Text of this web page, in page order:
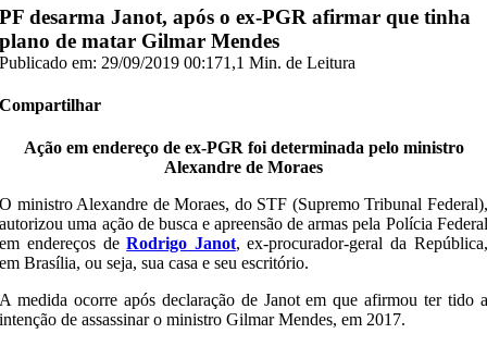
PF desarma Janot, após o ex-PGR afirmar que tinha
plano de matar Gilmar Mendes
Publicado em: 29/09/2019 00:171,1 Min. de Leitura
Compartilhar
Ação em endereço de ex-PGR foi determinada pelo ministro
Alexandre de Moraes
O ministro Alexandre de Moraes, do STF (Supremo Tribunal Federal),
autorizou uma ação de busca e apreensão de armas pela Polícia Federal
em endereços deRodrigo Janot, ex-procurador-geral da República,
em Brasília, ou seja, sua casa e seu escritório.
A medida ocorre após declaração de Janot em que afirmou ter tido a
intenção de assassinar o ministro Gilmar Mendes, em 2017.